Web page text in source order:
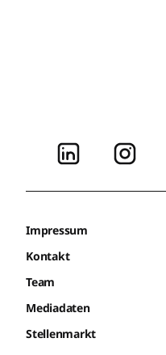
Impressum
Kontakt
Team
Mediadaten
Stellenmarkt